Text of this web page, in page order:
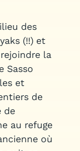
des
(!!) et
la
Sasso
et
de
de
au refuge
où